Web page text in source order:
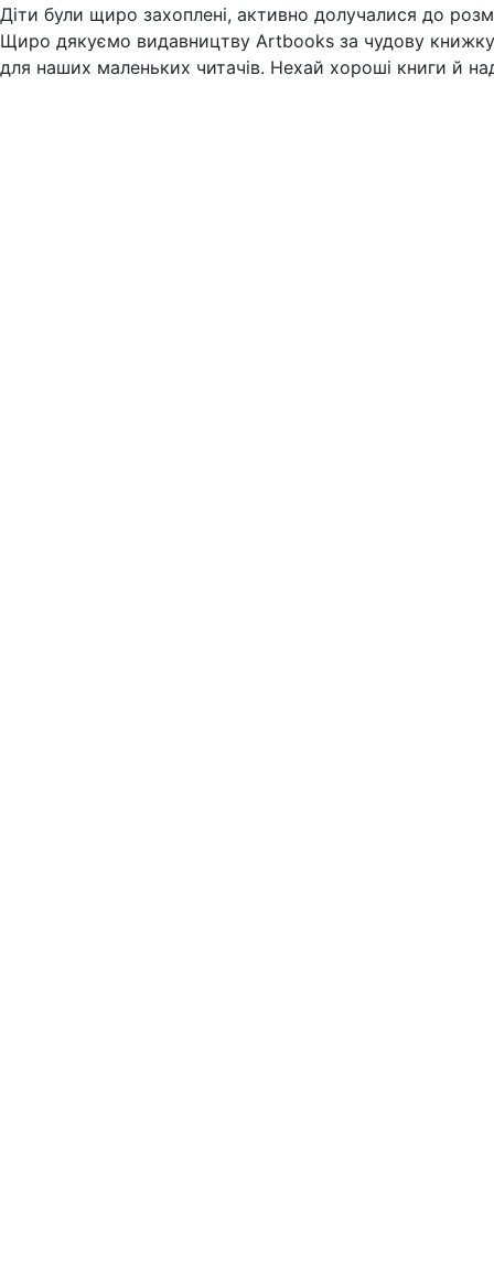
Діти були щиро захоплені, активно долучалися до
Щиро дякуємо видавництву Artbooks за чудову книжку
для наших маленьких читачів. Нехай хороші книги й